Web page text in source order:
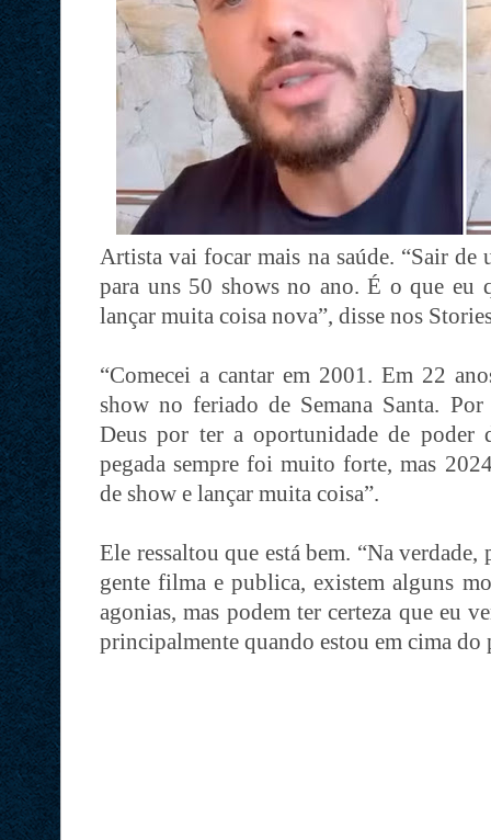
Artista vai focar mais na saúde. “Sair de
para uns 50 shows no ano. É o que eu
lançar muita coisa nova”, disse nos
“Comecei a cantar em 2001. Em 22
show no feriado de Semana Santa.
Deus por ter a oportunidade de poder
pegada sempre foi muito forte, mas
de show e lançar muita coisa”.
Ele ressaltou que está bem. “Na verdade,
gente filma e publica, existem alguns
agonias, mas podem ter certeza que eu
principalmente quando estou em cima